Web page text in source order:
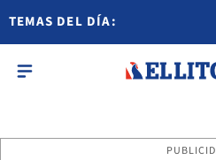
TEMAS DEL DÍA: